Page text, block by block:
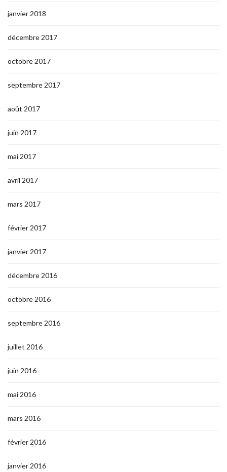
janvier 2018
décembre 2017
octobre 2017
septembre 2017
août 2017
juin 2017
mai 2017
avril 2017
mars 2017
février 2017
janvier 2017
décembre 2016
octobre 2016
septembre 2016
juillet 2016
juin 2016
mai 2016
mars 2016
février 2016
janvier 2016